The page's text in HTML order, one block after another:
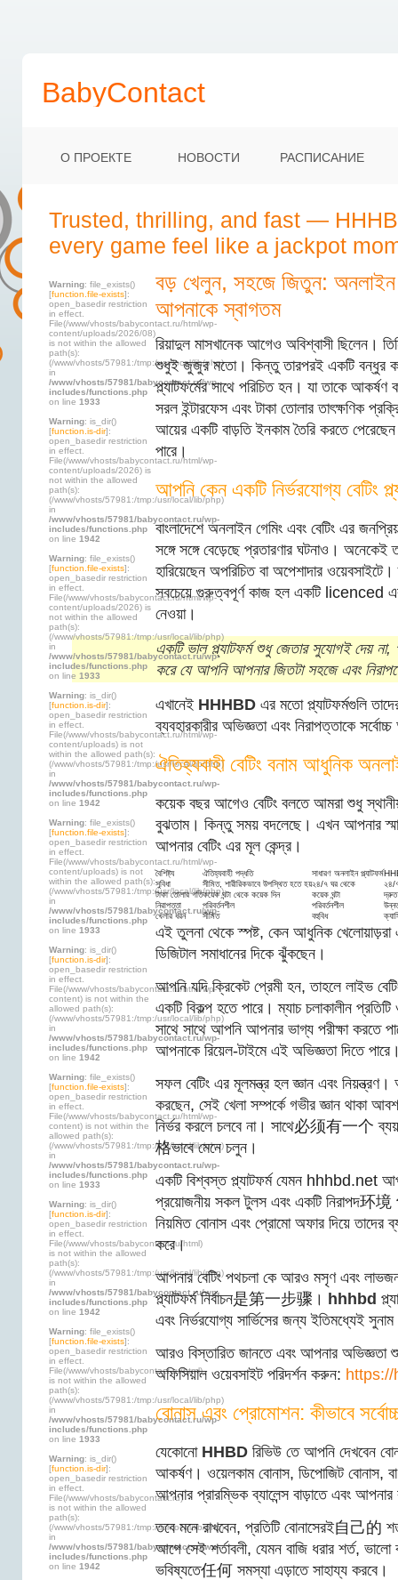
BabyContact
О ПРОЕКТЕ НОВОСТИ РАСПИСАНИЕ
Trusted, thrilling, and fast —
every game feel like a jackpot
Warning: file_exists()
[function.file-exists]:
open_basedir restriction
in effect.
File(/www/vhosts/babycontact.ru/html/wp-
content/uploads/2026/08)
is not within the allowed
path(s):
(/www/vhosts/57981:/tmp:/usr/local/lib/php)
in
/www/vhosts/57981/babycontact.ru/wp-
includes/functions.php
on line 1933
Warning: is_dir()
[function.is-dir]:
open_basedir restriction
in effect.
File(/www/vhosts/babycontact.ru/html/wp-
content/uploads/2026) is
not within the allowed
path(s):
(/www/vhosts/57981:/tmp:/usr/local/lib/php)
in
/www/vhosts/57981/babycontact.ru/wp-
includes/functions.php
on line 1942
Warning: file_exists()
[function.file-exists]:
open_basedir restriction
in effect.
File(/www/vhosts/babycontact.ru/html/wp-
content/uploads/2026) is
not within the allowed
path(s):
(/www/vhosts/57981:/tmp:/usr/local/lib/php)
in
/www/vhosts/57981/babycontact.ru/wp-
includes/functions.php
on line 1933
Warning: is_dir()
[function.is-dir]:
open_basedir restriction
in effect.
File(/www/vhosts/babycontact.ru/html/wp-
content/uploads) is not
within the allowed path(s):
(/www/vhosts/57981:/tmp:/usr/local/lib/php)
in
/www/vhosts/57981/babycontact.ru/wp-
includes/functions.php
on line 1942
Warning: file_exists()
[function.file-exists]:
open_basedir restriction
in effect.
File(/www/vhosts/babycontact.ru/html/wp-
content/uploads) is not
within the allowed path(s):
(/www/vhosts/57981:/tmp:/usr/local/lib/php)
in
/www/vhosts/57981/babycontact.ru/wp-
includes/functions.php
on line 1933
Warning: is_dir()
[function.is-dir]:
open_basedir restriction
in effect.
File(/www/vhosts/babycontact.ru/html/wp-
content) is not within the
allowed path(s):
(/www/vhosts/57981:/tmp:/usr/local/lib/php)
in
/www/vhosts/57981/babycontact.ru/wp-
includes/functions.php
on line 1942
Warning: file_exists()
[function.file-exists]:
open_basedir restriction
in effect.
File(/www/vhosts/babycontact.ru/html/wp-
content) is not within the
allowed path(s):
(/www/vhosts/57981:/tmp:/usr/local/lib/php)
in
/www/vhosts/57981/babycontact.ru/wp-
includes/functions.php
on line 1933
Warning: is_dir()
[function.is-dir]:
open_basedir restriction
in effect.
File(/www/vhosts/babycontact.ru/html)
is not within the allowed
path(s):
(/www/vhosts/57981:/tmp:/usr/local/lib/php)
in
/www/vhosts/57981/babycontact.ru/wp-
includes/functions.php
on line 1942
Warning: file_exists()
[function.file-exists]:
open_basedir restriction
in effect.
File(/www/vhosts/babycontact.ru/html)
is not within the allowed
path(s):
(/www/vhosts/57981:/tmp:/usr/local/lib/php)
in
/www/vhosts/57981/babycontact.ru/wp-
includes/functions.php
on line 1933
Warning: is_dir()
[function.is-dir]:
open_basedir restriction
in effect.
File(/www/vhosts/babycontact.ru)
is not within the allowed
path(s):
(/www/vhosts/57981:/tmp:/usr/local/lib/php)
in
/www/vhosts/57981/babycontact.ru/wp-
includes/functions.php
on line 1942
বড় খেলুন, সহজে জিতুন: অনলাইন
আপনাকে স্বাগতম
রিয়াদুল মাসখানেক আগেও অবিশ্বাসী ছিলেন।
শুধুই জুজুর মতো। কিন্তু তারপরই একটি বন্ধুর
প্ল্যাটফর্মের সাথে পরিচিত হন। যা তাকে আকর্ষণ
সরল ইন্টারফেস এবং টাকা তোলার তাৎক্ষণিক
আয়ের একটি বাড়তি ইনকাম তৈরি করতে
পারে।
আপনি কেন একটি নির্ভরযোগ্য বেটিং
বাংলাদেশে অনলাইন গেমিং এবং বেটিং এর
সঙ্গে সঙ্গে বেড়েছে প্রতারণার ঘটনাও। অনেকেই
হারিয়েছেন অপরিচিত বা অপেশাদার
সবচেয়ে গুরুত্বপূর্ণ কাজ হল একটি licenced এবং
নেওয়া।
একটি ভাল প্ল্যাটফর্ম শুধু জেতার সুযোগই দেয় না,
করে যে আপনি আপনার জিতটা সহজে এবং
এখানেই HHHBD এর মতো প্ল্যাটফর্মগুলি
ব্যবহারকারীর অভিজ্ঞতা এবং নিরাপত্তাকে
ঐতিহ্যবাহী বেটিং বনাম আধুনিক
কয়েক বছর আগেও বেটিং বলতে আমরা শুধু স্থানীয়
বুঝতাম। কিন্তু সময় বদলেছে। এখন আপনার
আপনার বেটিং এর মূল কেন্দ্র।
বৈশিষ্ট্য ঐতিহ্যবাহী পদ্ধতি সাধারণ অনলাইন প্ল্যাটফর্ম
সুবিধা
সীমিত, শারীরিকভাবে উপস্থিত হতে হয়২৪/৭ ঘর থেকে
২৪/
টাকা তোলার গতিকয়েক ঘন্টা থেকে কয়েক দিন কয়েক ঘন্টা
দ্রুত
নিরাপত্তা
পরিবর্তনশীল পরিবর্তনশীল
খেলার ধরন
সীমিত বহুবিধ
এই তুলনা থেকে স্পষ্ট, কেন আধুনিক
ডিজিটাল সমাধানের দিকে ঝুঁকছেন।
আপনি যদি ক্রিকেট প্রেমী হন, তাহলে লাইভ
একটি বিকল্প হতে পারে। ম্যাচ চলাকালীন
সাথে সাথে আপনি আপনার ভাগ্য পরীক্ষা করতে
আপনাকে রিয়েল-টাইমে এই অভিজ্ঞতা দিতে
সফল বেটিং এর মূলমন্ত্র হল জ্ঞান এবং নিয়ন্ত্রণ।
করছেন, সেই খেলা সম্পর্কে গভীর জ্ঞান থাকা
নির্ভর করলে চলবে না। সাথে必须有一个
格ভাবে মেনে চলুন।
একটি বিশ্বস্ত প্ল্যাটফর্ম যেমন hhhbd.net
প্রয়োজনীয় সকল টুলস এবং একটি নিরাপদ环境
নিয়মিত বোনাস এবং প্রোমো অফার দিয়ে তাদের
করে।
আপনার বেটিং পথচলা কে আরও মসৃণ এবং
প্ল্যাটফর্ম নির্বাচন是第一步骤। hhhbd
এবং নির্ভরযোগ্য সার্ভিসের জন্য ইতিমধ্যেই
আরও বিস্তারিত জানতে এবং আপনার অভিজ্ঞতা
অফিসিয়াল ওয়েবসাইট পরিদর্শন করুন:
বোনাস এবং প্রোমোশন: কীভাবে
যেকোনো HHBD রিভিউ তে আপনি দেখবেন
আকর্ষণ। ওয়েলকাম বোনাস, ডিপোজিট বোনাস,
আপনার প্রারম্ভিক ব্যালেন্স বাড়াতে এবং
তবে মনে রাখবেন, প্রতিটি বোনাসেরই自己的
আগে সেই শর্তাবলী, যেমন বাজি ধরার শর্ত,
ভবিষ্যতে任何 সমস্যা এড়াতে সাহায্য করবে।